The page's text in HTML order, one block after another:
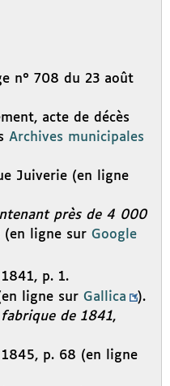
n° 708 du 23 août
acte de décès
Archives municipales
Juiverie (en ligne
près de 4 000
(en ligne sur Google
p. 1.
ligne sur Gallica
).
fabrique de 1841,
p. 68 (en ligne